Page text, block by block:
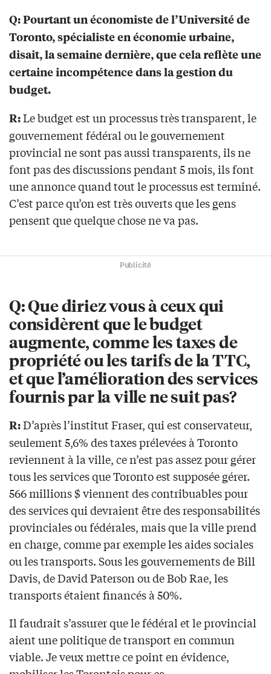
Q: Pourtant un économiste de l’Université de
Toronto, spécialiste en économie urbaine,
disait, la semaine dernière, que cela reflète une
certaine incompétence dans la gestion du
budget.
R:Le budget est un processus très transparent, le
gouvernement fédéral ou le gouvernement
provincial ne sont pas aussi transparents, ils ne
font pas des discussions pendant 5 mois, ils font
une annonce quand tout le processus est terminé.
C’est parce qu’on est très ouverts que les gens
pensent que quelque chose ne va pas.
Publicité
Q: Que diriez vous à ceux qui
considèrent que le budget
augmente, comme les taxes de
propriété ou les tarifs de la TTC,
et que l’amélioration des services
fournis par la ville ne suit pas?
R:D’après l’institut Fraser, qui est conservateur,
seulement 5,6% des taxes prélevées à Toronto
reviennent à la ville, ce n’est pas assez pour gérer
tous les services que Toronto est supposée gérer.
566 millions $ viennent des contribuables pour
des services qui devraient être des responsabilités
provinciales ou fédérales, mais que la ville prend
en charge, comme par exemple les aides sociales
ou les transports. Sous les gouvernements de Bill
Davis, de David Paterson ou de Bob Rae, les
transports étaient financés à 50%.
Il faudrait s’assurer que le fédéral et le provincial
aient une politique de transport en commun
viable. Je veux mettre ce point en évidence,